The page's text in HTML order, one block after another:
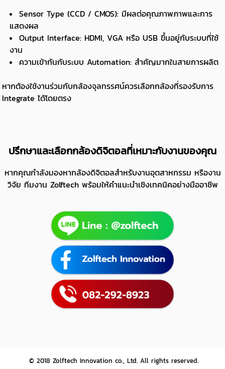
Sensor Type (CCD / CMOS): มีผลต่อคุณภาพภาพและการ
แสดงผล
Output Interface: HDMI, VGA หรือ USB ขึ้นอยู่กับระบบที่ใช้
งาน
ความเข้ากันกับระบบ Automation: สำคัญมากในสายการผลิต
หากต้องใช้งานร่วมกับกล้องจุลทรรศน์ควรเลือกกล้องที่รองรับการ
Integrate ได้โดยตรง
ปรึกษาและเลือกกล้องดิจิตอลที่เหมาะกับงานของคุณ
หากคุณกำลังมองหากล้องดิจิตอลสำหรับงานอุตสาหกรรม หรืองาน
วิจัย ทีมงาน Zolftech พร้อมให้คำแนะนำเชิงเทคนิคอย่างมืออาชีพ
© 2018 Zolftech Innovation co., Ltd. All rights reserved.